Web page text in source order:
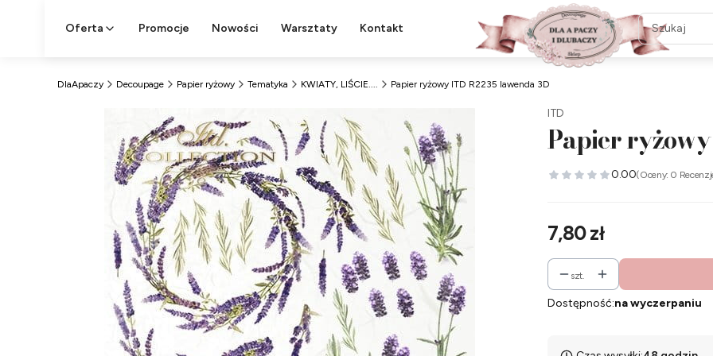
Oferta Promocje Nowości Warsztaty Kontakt
DlaApaczy Decoupage Papier ryżowy Tematyka KWIATY, LIŚCIE.... Papier ryżowy ITD R2235 lawenda 3D
ITD
Papier
0.00(Oceny: 0
Cena
7,80 zł
szt.
Dostępność:na wyczerpaniu